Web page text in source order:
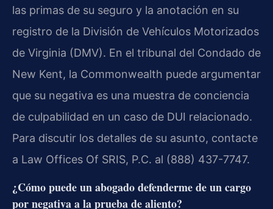
las primas de su seguro y la anotación en su
registro de la División de Vehículos Motorizados
de Virginia (DMV). En el tribunal del Condado de
New Kent, la Commonwealth puede argumentar
que su negativa es una muestra de conciencia
de culpabilidad en un caso de DUI relacionado.
Para discutir los detalles de su asunto, contacte
a Law Offices Of SRIS, P.C. al (888) 437-7747.
¿Cómo puede un abogado defenderme de un cargo
por negativa a la prueba de aliento?